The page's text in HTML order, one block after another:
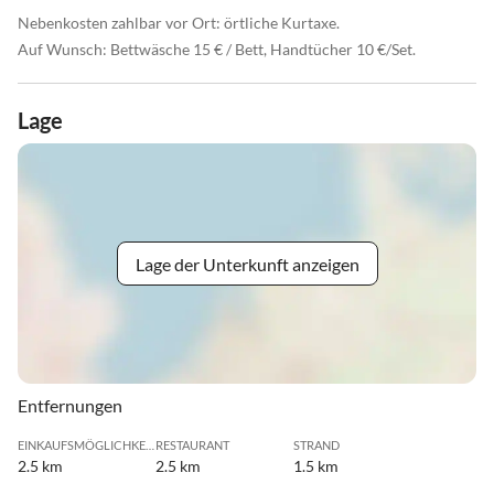
Nebenkosten zahlbar vor Ort: örtliche Kurtaxe.
Auf Wunsch: Bettwäsche 15 € / Bett, Handtücher 10 €/Set.
Lage
Lage der Unterkunft anzeigen
Entfernungen
2.5 km
RESTAURANT
2.5 km
STRAND
1.5 km